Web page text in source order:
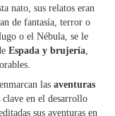
nato, sus relatos eran
de fantasía, terror o
o el Nébula, se le
Espada y brujería,
las aventuras
clave en el desarrollo
sus aventuras en